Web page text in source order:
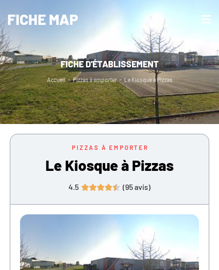
FICHE MAP
FICHE D'ÉTABLISSEMENT
Accueil - Pizzas à emporter - Le Kiosque à Pizzas
PIZZAS À EMPORTER
Le Kiosque à Pizzas
4.5  (95avis)